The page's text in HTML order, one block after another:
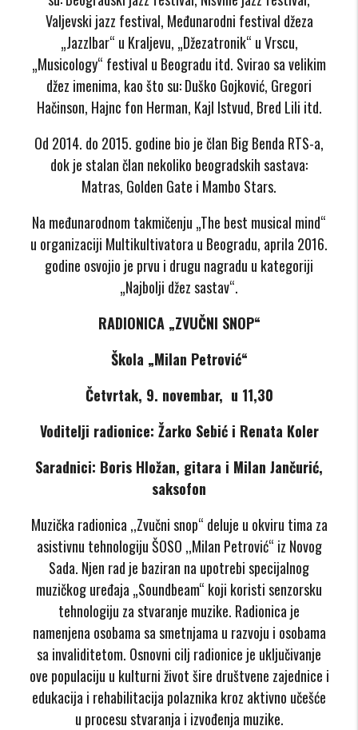
Valjevski jazz festival, Međunarodni festival džeza
„JazzIbar“ u Kraljevu, „Džezatronik“ u Vrscu,
„Musicology“ festival u Beogradu itd. Svirao sa velikim
džez imenima, kao što su: Duško Gojković, Gregori
Hačinson, Hajnc fon Herman, Kajl Istvud, Bred Lili itd.
Od 2014. do 2015. godine bio je član Big Benda RTS-a,
dok je stalan član nekoliko beogradskih sastava:
Matras, Golden Gate i Mambo Stars.
Na međunarodnom takmičenju „The best musical mind“
u organizaciji Multikultivatora u Beogradu, aprila 2016.
godine osvojio je prvu i drugu nagradu u kategoriji
„Najbolji džez sastav“.
RADIONICA „ZVUČNI SNOP“
Škola „Milan Petrović“
Četvrtak, 9. novembar, u 11,30
Voditelji radionice: Žarko Sebić i Renata Koler
Saradnici: Boris Hložan, gitara i Milan Jančurić,
saksofon
Muzička radionica ,,Zvučni snop“ deluje u okviru tima za
asistivnu tehnologiju ŠOSO ,,Milan Petrović“ iz Novog
Sada. Njen rad je baziran na upotrebi specijalnog
muzičkog uređaja „Soundbeam“ koji koristi senzorsku
tehnologiju za stvaranje muzike. Radionica je
namenjena osobama sa smetnjama u razvoju i osobama
sa invaliditetom. Osnovni cilj radionice je uključivanje
ove populaciju u kulturni život šire društvene zajednice i
edukacija i rehabilitacija polaznika kroz aktivno učešće
u procesu stvaranja i izvođenja muzike.